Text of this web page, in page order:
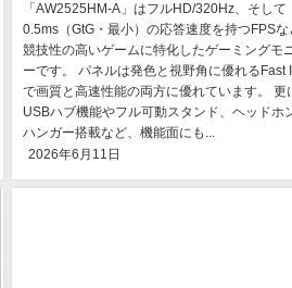
「AW2525HM-A」はフルHD/320Hz、そして
0.5ms（GtG・最小）の応答速度を持つFPSな
競技性の高いゲームに特化したゲーミングモ
ーです。 パネルは発色と視野角に優れるFast
で画質と高速性能の両方に優れています。 更
USBハブ機能やフル可動スタンド、ヘッドホ
ハンガー搭載など、機能面にも...
2026年6月11日